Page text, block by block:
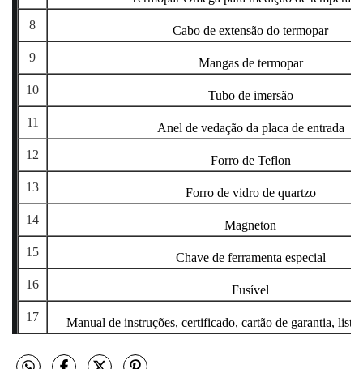
8
Cabo de extensão do termopar
9
Mangas de termopar
10
Tubo de imersão
11
Anel de vedação da placa de entrada
12
Forro de Teflon
13
Forro de vidro de quartzo
14
Magneton
15
Chave de ferramenta especial
16
Fusível
17
Manual de instruções, certificado, cartão de garantia, lista